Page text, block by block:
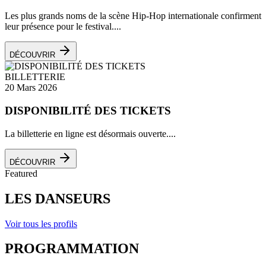
Les plus grands noms de la scène Hip-Hop internationale confirment
leur présence pour le festival....
DÉCOUVRIR
BILLETTERIE
20 Mars 2026
DISPONIBILITÉ DES TICKETS
La billetterie en ligne est désormais ouverte....
DÉCOUVRIR
Featured
LES DANSEURS
Voir tous les profils
PROGRAMMATION